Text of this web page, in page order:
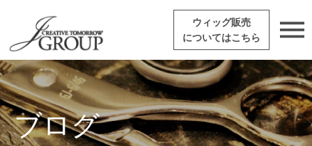
ウィッグ販売
についてはこちら
ブログ